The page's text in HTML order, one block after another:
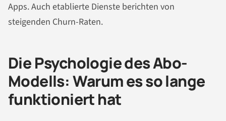
Apps. Auch etablierte Dienste berichten von
steigenden Churn-Raten.
Die Psychologie des Abo-
Modells: Warum es so lange
funktioniert hat